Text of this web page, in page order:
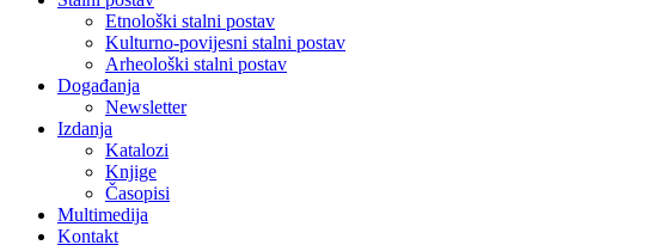
Etnološki stalni postav
Kulturno-povijesni stalni postav
Arheološki stalni postav
Događanja
Newsletter
Izdanja
Katalozi
Knjige
Časopisi
Multimedija
Kontakt